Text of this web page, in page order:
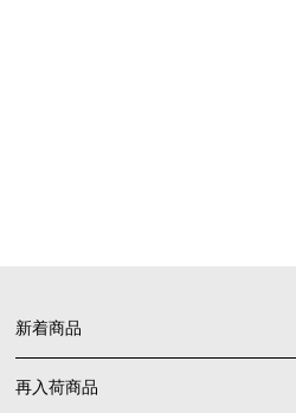
新着商品
再入荷商品